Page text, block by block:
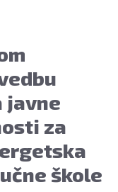
javne
za
škole